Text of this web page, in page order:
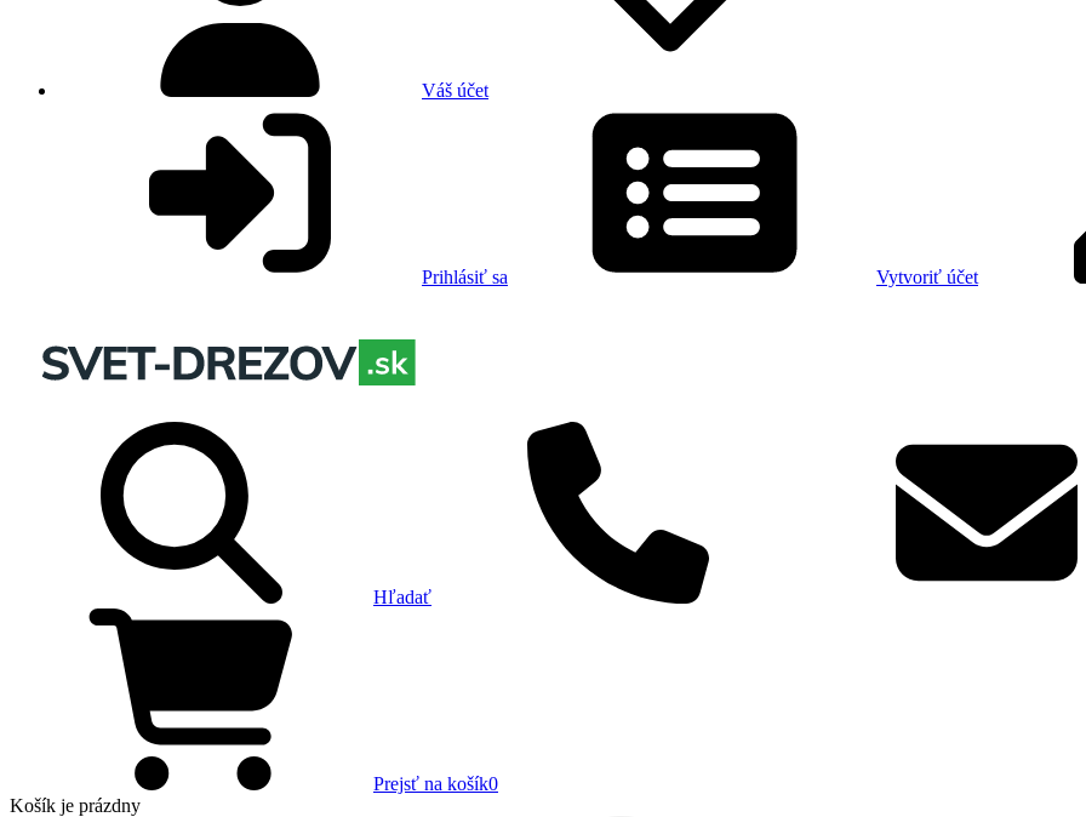
Váš účet
Prihlásiť sa Vytvoriť účet
Hľadať
Prejsť na košík0
Košík je prázdny